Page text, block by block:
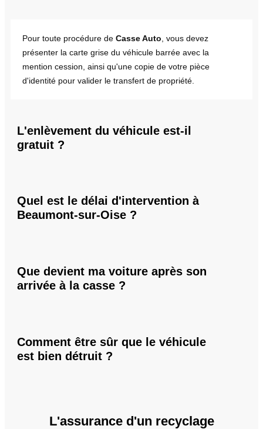
Pour toute procédure de Casse Auto , vous devez
présenter la carte grise du véhicule barrée avec la
mention cession, ainsi qu'une copie de votre pièce
d'identité pour valider le transfert de propriété.
L'enlèvement du véhicule est-il
gratuit ?
Quel est le délai d'intervention à
Beaumont-sur-Oise ?
Que devient ma voiture après son
arrivée à la casse ?
Comment être sûr que le véhicule
est bien détruit ?
L'assurance d'un recyclage